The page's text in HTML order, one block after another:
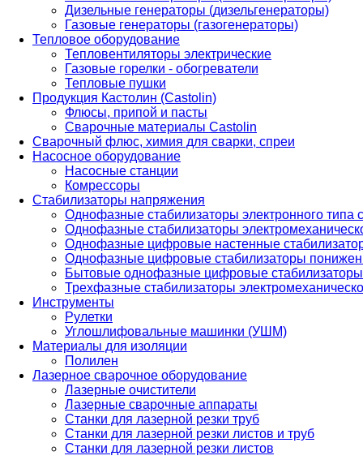
Дизельные генераторы (дизельгенераторы)
Газовые генераторы (газогенераторы)
Тепловое оборудование
Тепловентиляторы электрические
Газовые горелки - обогреватели
Тепловые пушки
Продукция Кастолин (Castolin)
Флюсы, припой и пасты
Сварочные материалы Castolin
Сварочный флюс, химия для сварки, спреи
Насосное оборудование
Насосные станции
Комрессоры
Стабилизаторы напряжения
Однофазные стабилизаторы электронного
Однофазные стабилизаторы
Однофазные цифровые настенные
Однофазные цифровые стабилизаторы
Бытовые однофазные цифровые стабилизаторы
Трехфазные стабилизаторы
Инструменты
Рулетки
Углошлифовальные машинки (УШМ)
Материалы для изоляции
Полилен
Лазерное сварочное оборудование
Лазерные очистители
Лазерные сварочные аппараты
Станки для лазерной резки труб
Станки для лазерной резки листов и труб
Станки для лазерной резки листов